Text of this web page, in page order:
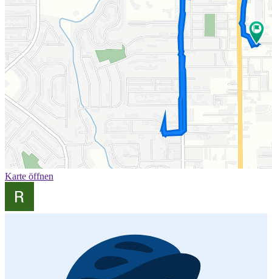
Karte öffnen